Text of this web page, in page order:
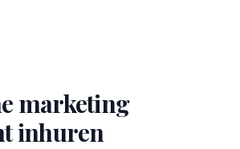
marketing
inhuren